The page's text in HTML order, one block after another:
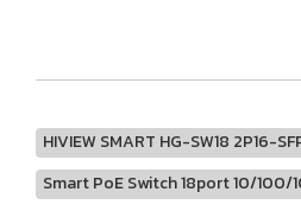
HIVIEW SMART HG-SW18 2P16-
Smart PoE Switch 18port 10/100/